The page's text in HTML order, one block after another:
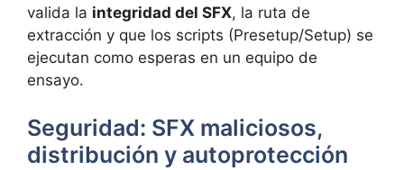
valida la integridad del SFX, la ruta de
extracción y que los scripts (Presetup/Setup) se
ejecutan como esperas en un equipo de
ensayo.
Seguridad: SFX maliciosos,
distribución y autoprotección